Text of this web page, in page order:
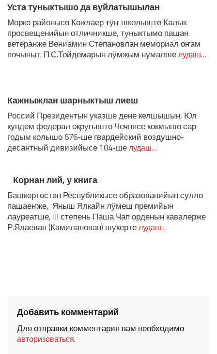
Уста туныктышо да вуйлатышылан
Морко районысо Кожлаер тӱҥ школышто Калык
просвещенийын отличникше, туныктымо пашан
ветеранже Вениамин Степановлан мемориал оҥам
почыныт. П.С.Тойдемарын лӱмжым нумалшелудаш…
Кажныжлан шарныктыш лиеш
Россий Президентын указше дене келшышын, Юл
кундем федерал округышто Чечнясе кокмышо сар
годым колышо 676-ше гвардейский воздушно-
десантный дивизийысе 104-шелудаш…
Корнан лий, у книга
Башкортостан Республикысе образованийын сулло
пашаеҥже, Яныш Ялкайн лӱмеш премийын
лауреатше, III степень Паша Чап орденын кавалерже
Р.Ялаеван (Камиланован) шукертелудаш…
Добавить комментарий
Для отправки комментария вам необходимо
авторизоваться.